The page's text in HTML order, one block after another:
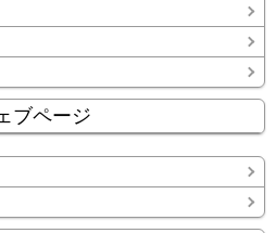
ブページ